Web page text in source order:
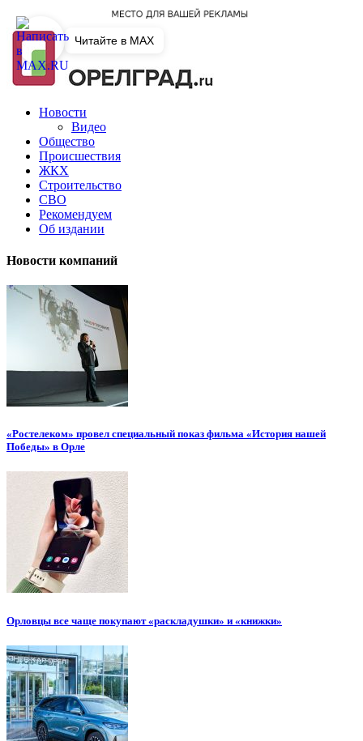
Новости
Видео
Общество
Происшествия
ЖКХ
Строительство
СВО
Рекомендуем
Об издании
Новости компаний
«Ростелеком» провел специальный показ фильма «История нашей
Победы» в Орле
Орловцы все чаще покупают «раскладушки» и «книжки»
Читайте в MAX